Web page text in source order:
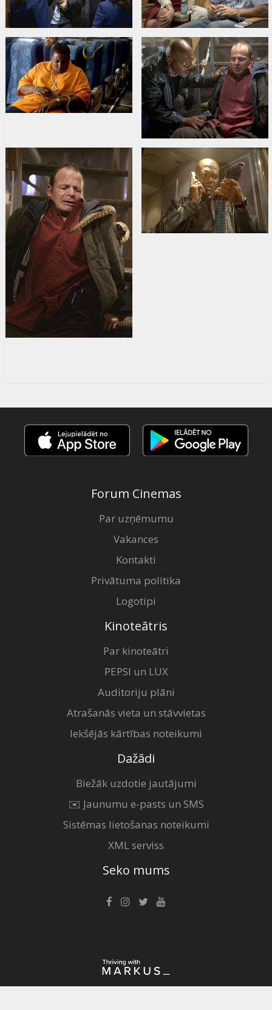
Forum Cinemas
Par uzņēmumu
Vakances
Kontakti
Privātuma politika
Logotipi
Kinoteātris
Par kinoteātri
PEPSI un LUX
Auditoriju plāni
Atrašanās vieta un stāvvietas
Iekšējās kārtības noteikumi
Dažādi
Biežāk uzdotie jautājumi
✉️ Jaunumu e-pasts un SMS
Sistēmas lietošanas noteikumi
XML serviss
Seko mums